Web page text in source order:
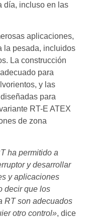
día, incluso en las
aplicaciones,
la pesada, incluidos
La construcción
para
y las
para
RT-E ATEX
de zona
ha permitido a
y desarrollar
y aplicaciones
decir que los
RT son adecuados
otro control», dice